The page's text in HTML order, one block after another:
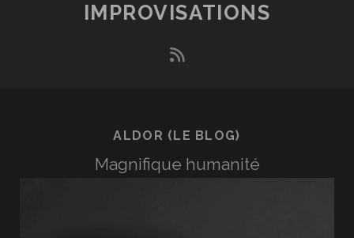
IMPROVISATIONS
rss
ALDOR (LE BLOG)
Magnifique humanité